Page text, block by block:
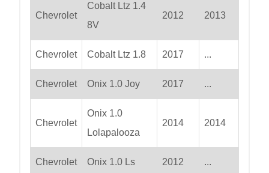
Chevrolet
Cobalt Ltz 1.4
8V
2012 2013
Chevrolet Cobalt Ltz 1.8 2017 ...
Chevrolet Onix 1.0 Joy 2017 ...
Chevrolet
Onix 1.0
Lolapalooza
2014 2014
Chevrolet Onix 1.0 Ls 2012 ...